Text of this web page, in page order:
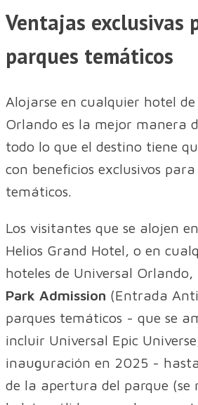
Ventajas exclusivas
parques temáticos
Alojarse en cualquier hotel
Orlando es la mejor manera
todo lo que el destino tiene
con beneficios exclusivos
temáticos.
Los visitantes que se alojen
Helios Grand Hotel, o en
hoteles de Universal Orlando,
Park Admission (Entrada
parques temáticos - que se
incluir Universal Epic
inauguración en 2025 -
de la apertura del parque (se